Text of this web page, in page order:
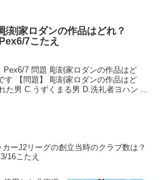
刻家ロダンの作品はどれ？
Pex6/7こたえ
Pex6/7 問題 彫刻家ロダンの作品はど
す 【問題】 彫刻家ロダンの作品はど
た男 C.うずくまる男 D.洗礼者ヨハン ...
カーJ2リーグの創立当時のクラブ数は？
16こたえ